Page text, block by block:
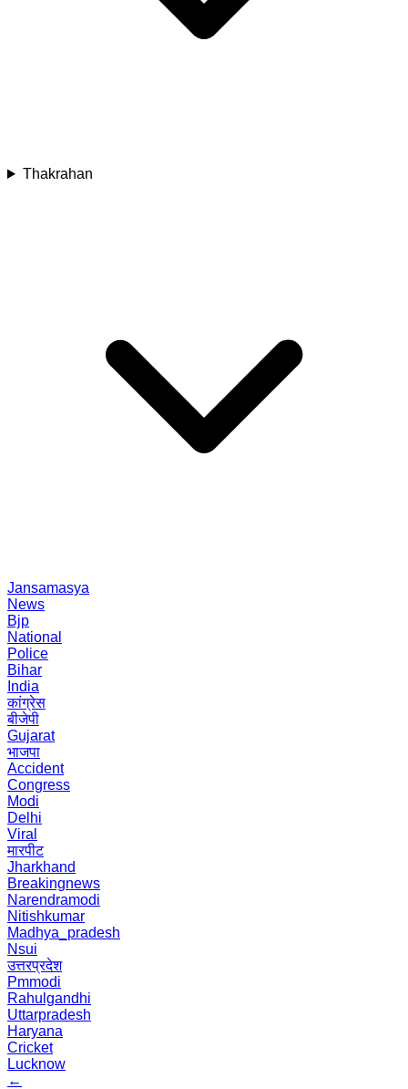
Thakrahan
Jansamasya
News
Bjp
National
Police
Bihar
India
कांग्रेस
बीजेपी
Gujarat
भाजपा
Accident
Congress
Modi
Delhi
Viral
मारपीट
Jharkhand
Breakingnews
Narendramodi
Nitishkumar
Madhya_pradesh
Nsui
उत्तरप्रदेश
Pmmodi
Rahulgandhi
Uttarpradesh
Haryana
Cricket
Lucknow
←